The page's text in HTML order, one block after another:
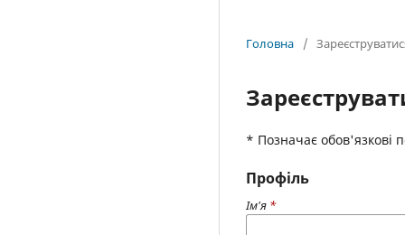
Головна /
* Позначає обов'язкові
Профіль
Ім'я *